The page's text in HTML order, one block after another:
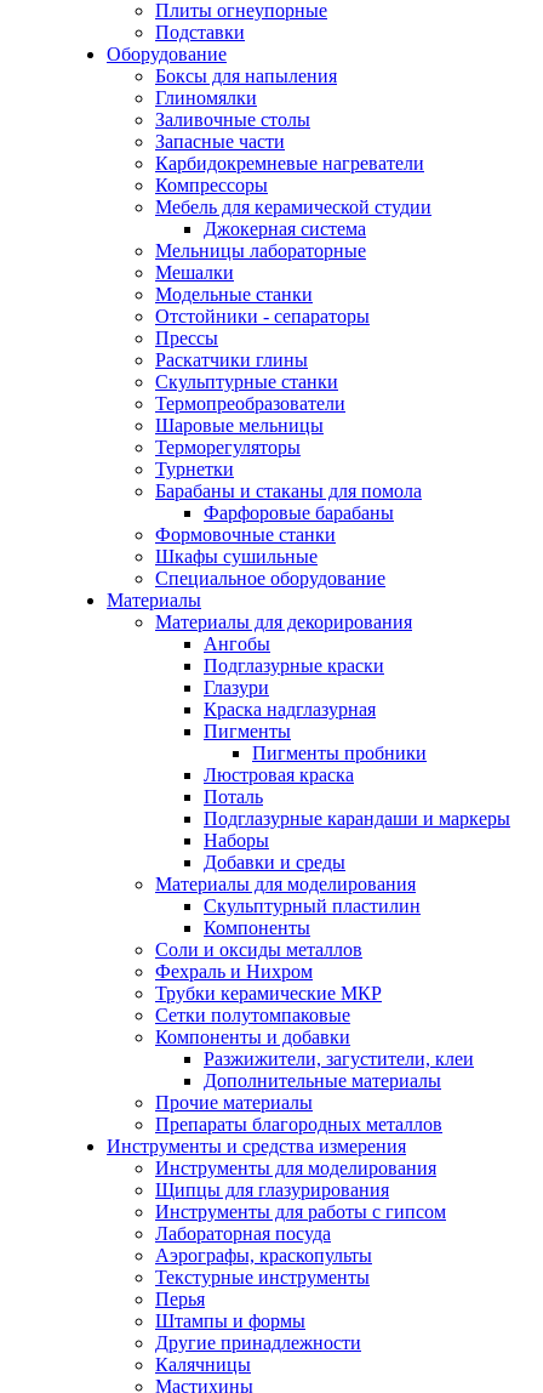
Плиты огнеупорные
Подставки
Оборудование
Боксы для напыления
Глиномялки
Заливочные столы
Запасные части
Карбидокремневые нагреватели
Компрессоры
Мебель для керамической студии
Джокерная система
Мельницы лабораторные
Мешалки
Модельные станки
Отстойники - сепараторы
Прессы
Раскатчики глины
Скульптурные станки
Термопреобразователи
Шаровые мельницы
Терморегуляторы
Турнетки
Барабаны и стаканы для помола
Фарфоровые барабаны
Формовочные станки
Шкафы сушильные
Специальное оборудование
Материалы
Материалы для декорирования
Ангобы
Подглазурные краски
Глазури
Краска надглазурная
Пигменты
Пигменты пробники
Люстровая краска
Поталь
Подглазурные карандаши и маркеры
Наборы
Добавки и среды
Материалы для моделирования
Скульптурный пластилин
Компоненты
Соли и оксиды металлов
Фехраль и Нихром
Трубки керамические МКР
Сетки полутомпаковые
Компоненты и добавки
Разжижители, загустители, клеи
Дополнительные материалы
Прочие материалы
Препараты благородных металлов
Инструменты и средства измерения
Инструменты для моделирования
Щипцы для глазурирования
Инструменты для работы с гипсом
Лабораторная посуда
Аэрографы, краскопульты
Текстурные инструменты
Перья
Штампы и формы
Другие принадлежности
Калячницы
Мастихины